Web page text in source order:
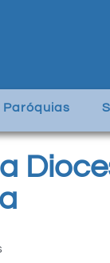
Paróquias